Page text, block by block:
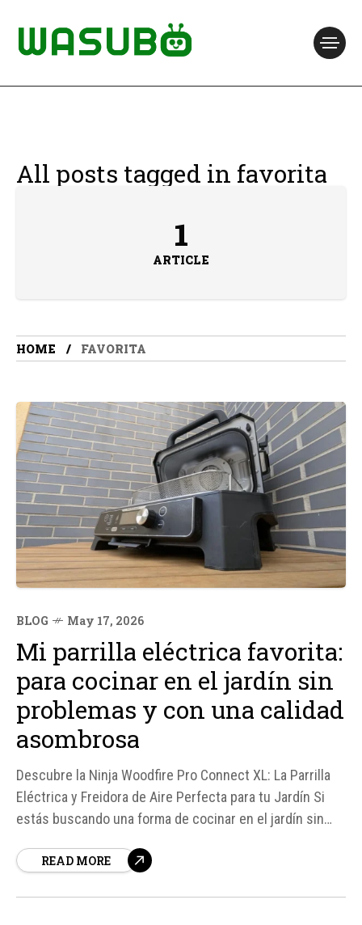
All posts tagged in favorita
1
ARTICLE
HOME FAVORITA
BLOG May 17, 2026
Mi parrilla eléctrica favorita:
para cocinar en el jardín sin
problemas y con una calidad
asombrosa
Descubre la Ninja Woodfire Pro Connect XL: La Parrilla
Eléctrica y Freidora de Aire Perfecta para tu Jardín Si
estás buscando una forma de cocinar en el jardín sin
Woodfire Pro Connect XL es la opción perfecta.
READ MORE